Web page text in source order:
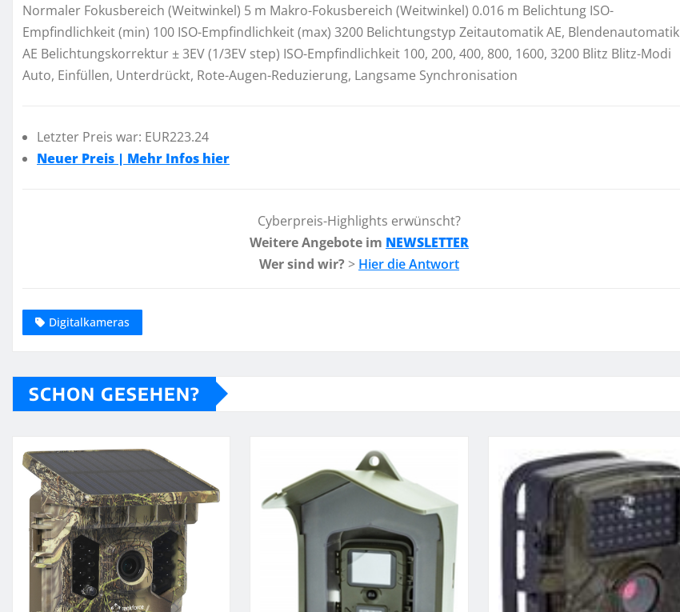
Normaler Fokusbereich (Weitwinkel) 5 m Makro-Fokusbereich (Weitwinkel) 0.016 m Belichtung ISO-
Empfindlichkeit (min) 100 ISO-Empfindlichkeit (max) 3200 Belichtungstyp Zeitautomatik AE, Blendenautomatik
AE Belichtungskorrektur ± 3EV (1/3EV step) ISO-Empfindlichkeit 100, 200, 400, 800, 1600, 3200 Blitz Blitz-Modi
Auto, Einfüllen, Unterdrückt, Rote-Augen-Reduzierung, Langsame Synchronisation
Letzter Preis war: EUR223.24
Neuer Preis | Mehr Infos hier
Cyberpreis-Highlights erwünscht?
Weitere Angebote im NEWSLETTER
Wer sind wir? > Hier die Antwort
Digitalkameras
SCHON GESEHEN?